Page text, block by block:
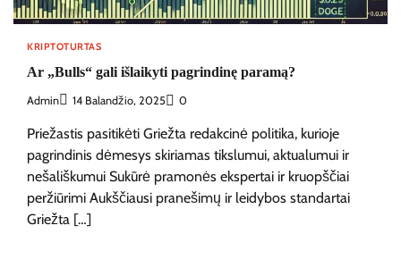
KRIPTOTURTAS
Ar „Bulls“ gali išlaikyti pagrindinę paramą?
Admin 14 Balandžio, 2025 0
Priežastis pasitikėti Griežta redakcinė politika, kurioje
pagrindinis dėmesys skiriamas tikslumui, aktualumui ir
nešališkumui Sukūrė pramonės ekspertai ir kruopščiai
peržiūrimi Aukščiausi pranešimų ir leidybos standartai
Griežta […]